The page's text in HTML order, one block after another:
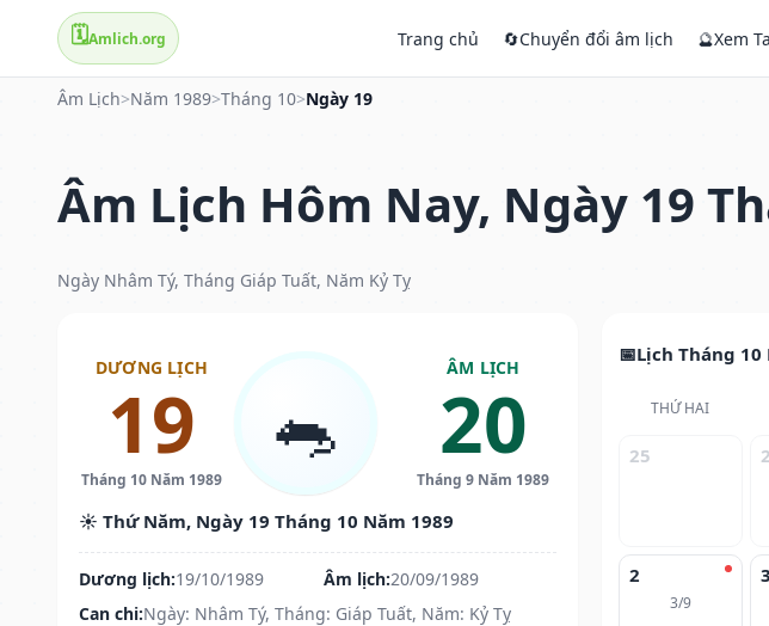
🗓️Amlich.org Trang chủ 🔄Chuyển đổi âm lịch 🔮Xem
Âm Lịch>Năm 1989>Tháng 10>Ngày 19
Âm Lịch Hôm Nay, Ngày 19
Ngày Nhâm Tý, Tháng Giáp Tuất, Năm Kỷ Tỵ
DƯƠNG LỊCH
19
Tháng 10 Năm 1989
🐀
ÂM LỊCH
20
Tháng 9 Năm 1989
☀️ Thứ Năm, Ngày 19 Tháng 10 Năm 1989
Dương lịch:19/10/1989 Âm lịch:20/09/1989
Can chi:Ngày: Nhâm Tý, Tháng: Giáp Tuất, Năm: Kỷ Tỵ
Lịch Tháng 10
THỨ HAI
25
2
3/9
3